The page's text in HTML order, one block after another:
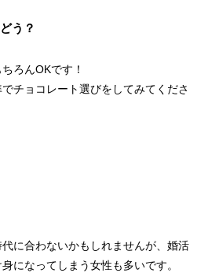
う？
ろんOKです！
チョコレート選びをしてみてくださ
に合わないかもしれませんが、婚活
になってしまう女性も多いです。